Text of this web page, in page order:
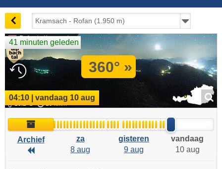
Rofan in Kramsach
15.2°C 19 km/h
360° »
41 minuten geleden
04:10 | vandaag 10 aug
Archief
Archief
Archief
za
8 aug
gisteren
9 aug
vandaag
10 aug